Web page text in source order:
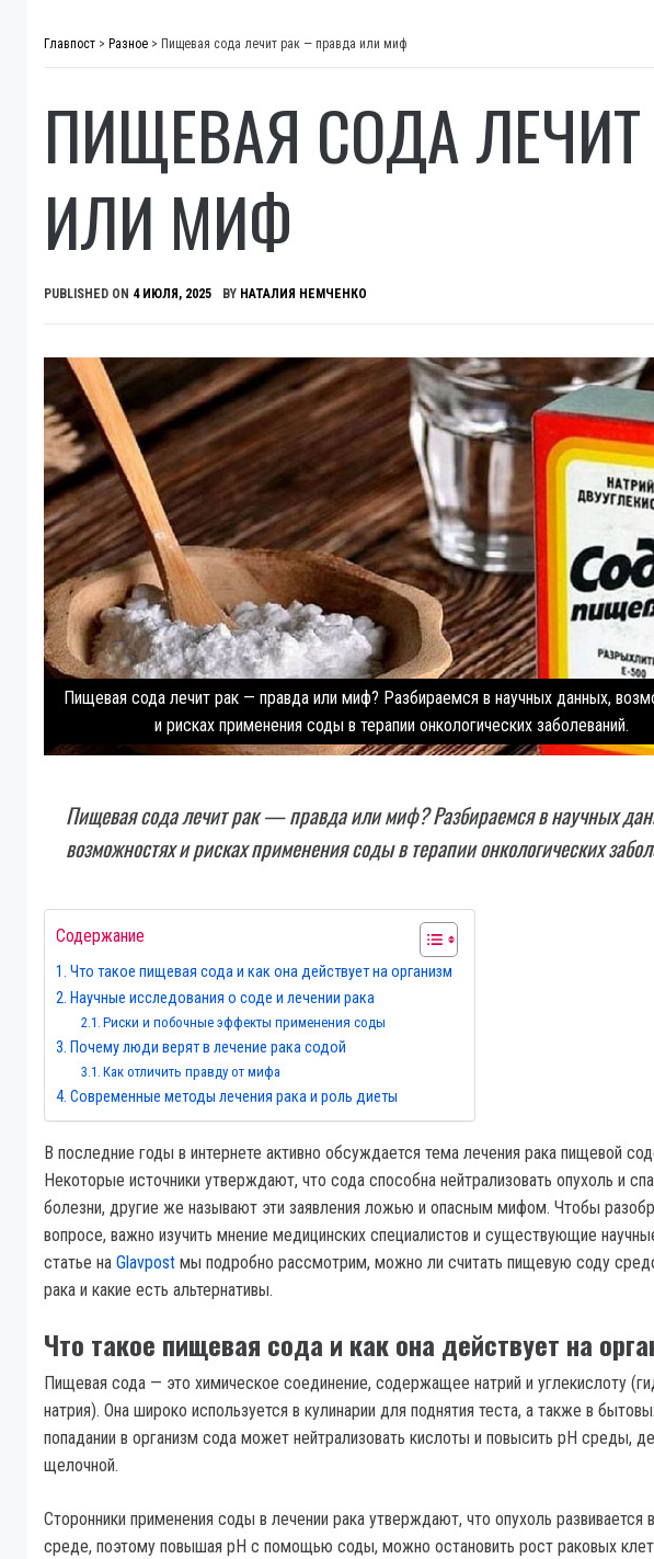
Главпост > Разное > Пищевая сода лечит рак — правда или миф
ПИЩЕВАЯ СОДА
ИЛИ МИФ
PUBLISHED ON 4 ИЮЛЯ, 2025 BY НАТАЛИЯ НЕМЧЕНКО
Пищевая сода лечит рак — правда или миф? Разбираемся в научных данных,
и рисках применения соды в терапии онкологических заболеваний.
Пищевая сода лечит рак — правда или миф? Разбираемся в научных
возможностях и рисках применения соды в терапии онкологических
Содержание
Что такое пищевая сода и как она действует на организм
Научные исследования о соде и лечении рака
Риски и побочные эффекты применения соды
Почему люди верят в лечение рака содой
Как отличить правду от мифа
Современные методы лечения рака и роль диеты
В последние годы в интернете активно обсуждается тема лечения рака пищевой
Некоторые источники утверждают, что сода способна нейтрализовать опухоль и
болезни, другие же называют эти заявления ложью и опасным мифом. Чтобы
вопросе, важно изучить мнение медицинских специалистов и существующие
статье на Glavpost мы подробно рассмотрим, можно ли считать пищевую соду
рака и какие есть альтернативы.
Что такое пищевая сода и как она действует на
Пищевая сода — это химическое соединение, содержащее натрий и углекислоту
натрия). Она широко используется в кулинарии для поднятия теста, а также в
попадании в организм сода может нейтрализовать кислоты и повысить pH среды,
щелочной.
Сторонники применения соды в лечении рака утверждают, что опухоль развивается
среде, поэтому повышая pH с помощью соды, можно остановить рост раковых